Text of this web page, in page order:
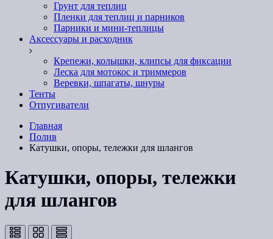
Грунт для теплиц
Пленки для теплиц и парников
Парники и мини-теплицы
Аксессуары и расходник
Крепежи, колышки, клипсы для фиксации
Леска для мотокос и триммеров
Веревки, шпагаты, шнуры
Тенты
Отпугиватели
Главная
Полив
Катушки, опоры, тележки для шлангов
Катушки, опоры, тележки
для шлангов